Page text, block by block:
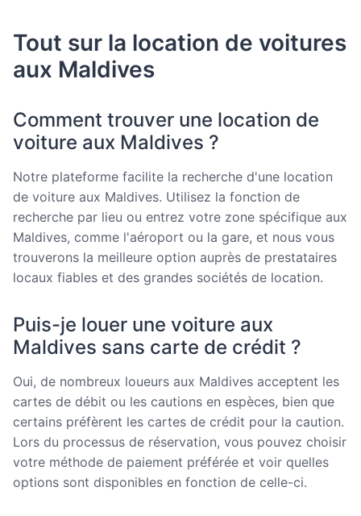
Tout sur la location de voitures
aux Maldives
Comment trouver une location de
voiture aux Maldives ?
Notre plateforme facilite la recherche d'une location
de voiture aux Maldives. Utilisez la fonction de
recherche par lieu ou entrez votre zone spécifique aux
Maldives, comme l'aéroport ou la gare, et nous vous
trouverons la meilleure option auprès de prestataires
locaux fiables et des grandes sociétés de location.
Puis-je louer une voiture aux
Maldives sans carte de crédit ?
Oui, de nombreux loueurs aux Maldives acceptent les
cartes de débit ou les cautions en espèces, bien que
certains préfèrent les cartes de crédit pour la caution.
Lors du processus de réservation, vous pouvez choisir
votre méthode de paiement préférée et voir quelles
options sont disponibles en fonction de celle-ci.